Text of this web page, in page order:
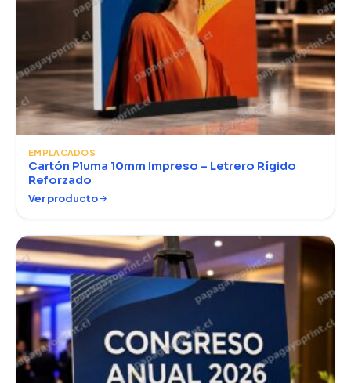
EMPLACADOS
Cartón Pluma 10mm Impreso – Letrero Rígido
Reforzado
Ver producto